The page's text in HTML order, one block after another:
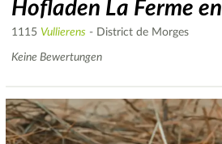
Hofladen La Ferme
1115 Vullierens - District de Morges
Keine Bewertungen